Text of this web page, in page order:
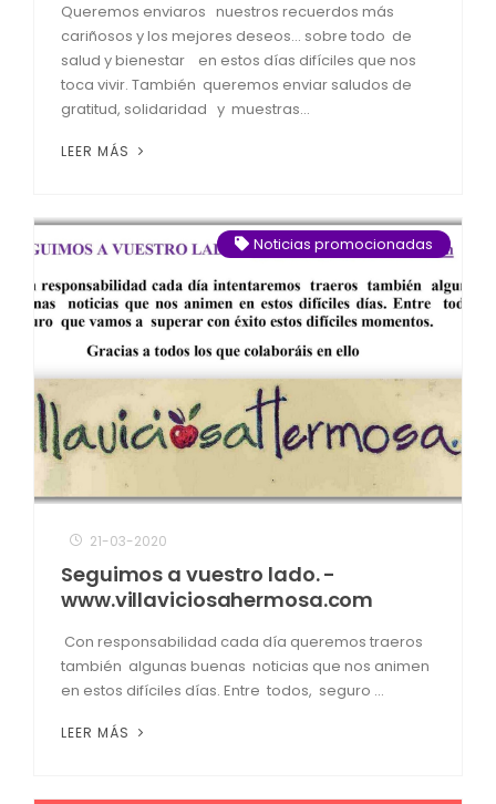
Queremos enviaros nuestros recuerdos más
cariñosos y los mejores deseos… sobre todo de
salud y bienestar en estos días difíciles que nos
toca vivir. También queremos enviar saludos de
gratitud, solidaridad y muestras...
LEER MÁS
Noticias promocionadas
21-03-2020
Seguimos a vuestro lado. -
www.villaviciosahermosa.com
Con responsabilidad cada día queremos traeros
también algunas buenas noticias que nos animen
en estos difíciles días. Entre todos, seguro ...
LEER MÁS